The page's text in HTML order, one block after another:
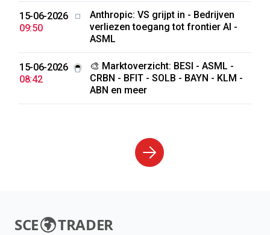
15-06-2026
09:50
Anthropic: VS grijpt in - Bedrijven
verliezen toegang tot frontier AI -
ASML
15-06-2026
08:42
🎨 Marktoverzicht: BESI - ASML -
CRBN - BFIT - SOLB - BAYN - KLM -
ABN en meer
SCE TRADER